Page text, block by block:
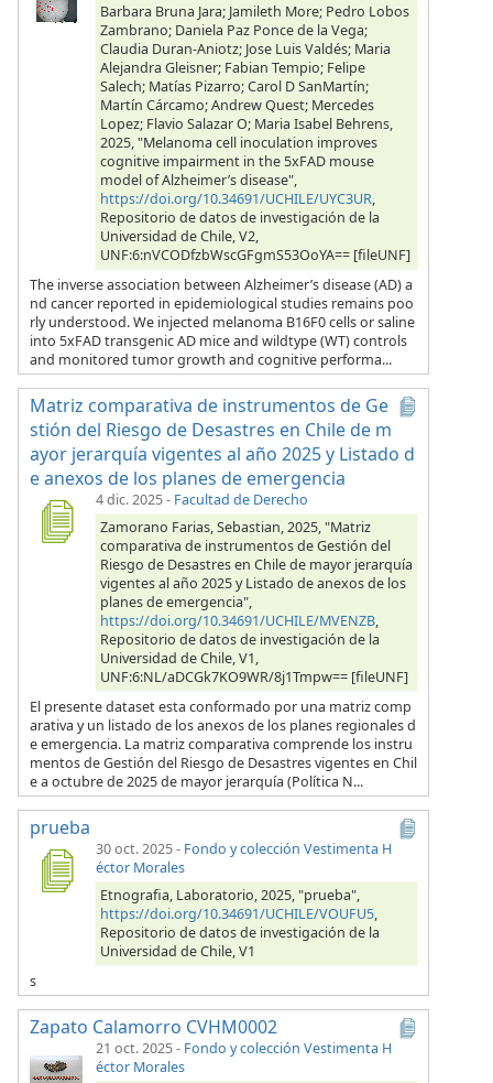
Barbara Bruna Jara; Jamileth More; Pedro Lobos
Zambrano; Daniela Paz Ponce de la Vega;
Claudia Duran-Aniotz; Jose Luis Valdés; Maria
Alejandra Gleisner; Fabian Tempio; Felipe
Salech; Matías Pizarro; Carol D SanMartín;
Martín Cárcamo; Andrew Quest; Mercedes
Lopez; Flavio Salazar O; Maria Isabel Behrens,
2025, "Melanoma cell inoculation improves
cognitive impairment in the 5xFAD mouse
model of Alzheimer’s disease",
https://doi.org/10.34691/UCHILE/UYC3UR,
Repositorio de datos de investigación de la
Universidad de Chile, V2,
UNF:6:nVCODfzbWscGFgmS53OoYA== [fileUNF]
The inverse association between Alzheimer’s disease (AD) a
nd cancer reported in epidemiological studies remains poo
rly understood. We injected melanoma B16F0 cells or saline
into 5xFAD transgenic AD mice and wildtype (WT) controls
and monitored tumor growth and cognitive performa...
Matriz comparativa de instrumentos de Ge
stión del Riesgo de Desastres en Chile de m
ayor jerarquía vigentes al año 2025 y Listado d
e anexos de los planes de emergencia
4 dic. 2025- Facultad de Derecho
Zamorano Farias, Sebastian, 2025, "Matriz
comparativa de instrumentos de Gestión del
Riesgo de Desastres en Chile de mayor jerarquía
vigentes al año 2025 y Listado de anexos de los
planes de emergencia",
https://doi.org/10.34691/UCHILE/MVENZB,
Repositorio de datos de investigación de la
Universidad de Chile, V1,
UNF:6:NL/aDCGk7KO9WR/8j1Tmpw== [fileUNF]
El presente dataset esta conformado por una matriz comp
arativa y un listado de los anexos de los planes regionales d
e emergencia. La matriz comparativa comprende los instru
mentos de Gestión del Riesgo de Desastres vigentes en Chil
e a octubre de 2025 de mayor jerarquía (Política N...
prueba
30 oct. 2025- Fondo y colección Vestimenta H
éctor Morales
Etnografia, Laboratorio, 2025, "prueba",
https://doi.org/10.34691/UCHILE/VOUFU5,
Repositorio de datos de investigación de la
Universidad de Chile, V1
s
Zapato Calamorro CVHM0002
21 oct. 2025- Fondo y colección Vestimenta H
éctor Morales